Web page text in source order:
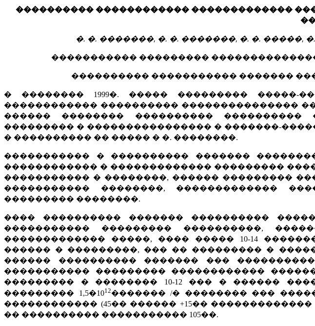
���������� ������������ �������������
�. �. �������, �. �. �������, �. �. �����,
����������� ���������
���������� ����������� �������
� �������� 1999�. ����� ���������
������������ ���������� ���������������
������ �������� ���������� ����������
��������� � ���������������� � �������-
� ���������� �� ����� � �. ��������.
����������� � ���������� �������
������������ � ������������� ���������
����������� � ��������, ������ ���������
����������� ��������, �������������
��������� ��������.
���� ���������� ������� ����������
����������� ��������� ����������,
������������� �����, ���� ����� 10-14
������ � ���������, ��� �� ��������� �
������ ���������� ������� ���
����������� ��������� ������������
��������� � �������� 10-12 ��� � ������
��������� 1,5�1012������� /� �������� ���
������������ (45�� ������ +15��
�� ���������� ����������� 105��.